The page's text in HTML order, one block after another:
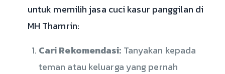
untuk memilih jasa cuci kasur panggilan di
MH Thamrin:
Cari Rekomendasi: Tanyakan kepada
teman atau keluarga yang pernah